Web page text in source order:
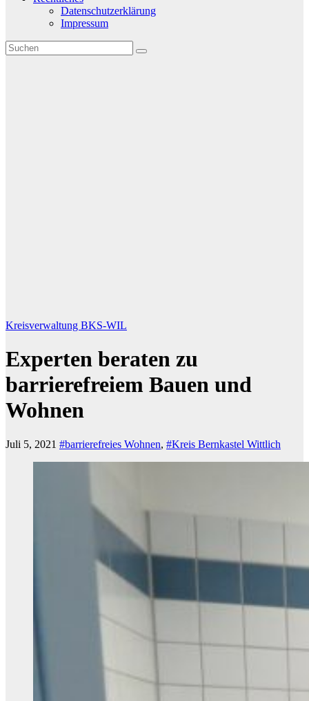
Datenschutzerklärung
Impressum
Kreisverwaltung BKS-WIL
Experten beraten zu
barrierefreiem Bauen und
Wohnen
Juli 5, 2021 #barrierefreies Wohnen, #Kreis Bernkastel Wittlich